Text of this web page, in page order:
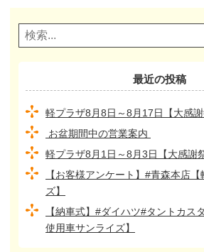
最近の投稿
軽プラザ8月8日～8月17日【大感
お盆期間中の営業案内
軽プラザ8月1日～8月3日【大感謝
【お客様アンケート】#青森本店
ズ】
【納車式】#ダイハツ#タントカス
使用車サンライズ】